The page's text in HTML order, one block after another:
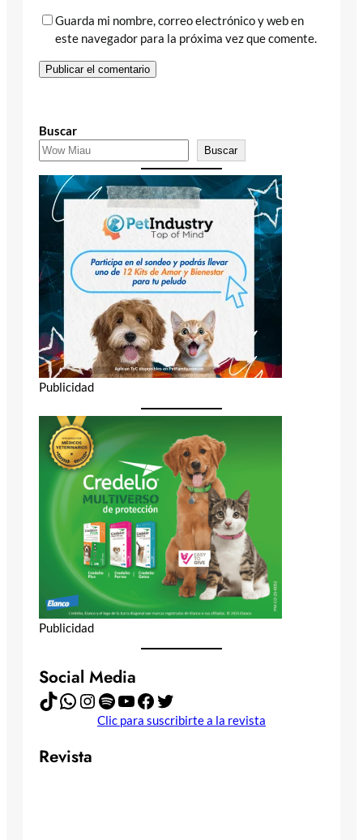
Guarda mi nombre, correo electrónico y web en
este navegador para la próxima vez que comente.
Buscar
Buscar
Publicidad
Publicidad
Social Media
TikTok WhatsApp Instagram Spotify YouTube Facebook Twitter
Clic para suscribirte a la revista
Revista